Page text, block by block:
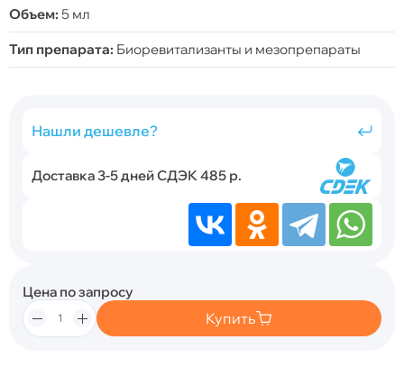
Объем: 5 мл
Тип препарата: Биоревитализанты и мезопрепараты
Нашли дешевле?
Доставка 3-5 дней СДЭК 485 р.
Цена по запросу
Купить